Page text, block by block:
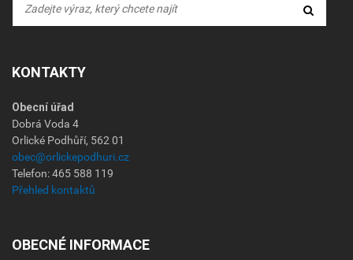
KONTAKTY
Obecní úřad
Dobrá Voda 4
Orlické Podhůří, 562 01
obec@orlickepodhuri.cz
Telefon: 465 588 119
Přehled kontaktů
OBECNÉ INFORMACE